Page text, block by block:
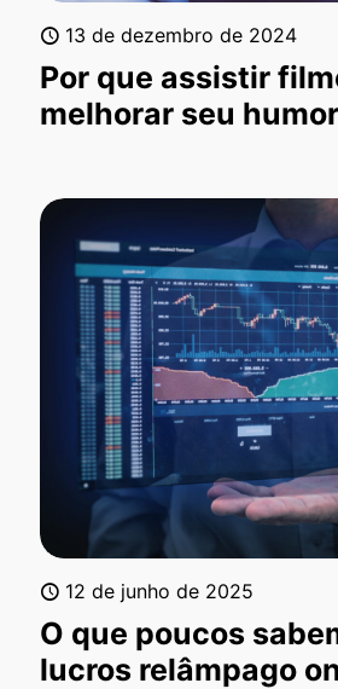
13 de dezembro de 2024
Por que assistir
melhorar seu
12 de junho de 2025
O que poucos
lucros relâmpago